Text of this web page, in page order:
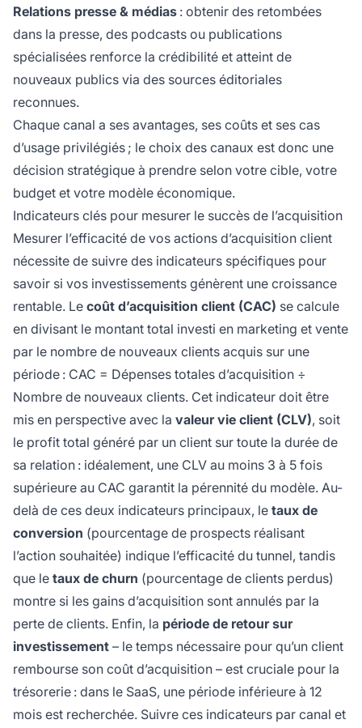
Relations presse & médias : obtenir des retombées
dans la presse, des podcasts ou publications
spécialisées renforce la crédibilité et atteint de
nouveaux publics via des sources éditoriales
reconnues.
Chaque canal a ses avantages, ses coûts et ses cas
d’usage privilégiés ; le choix des canaux est donc une
décision stratégique à prendre selon votre cible, votre
budget et votre modèle économique.
Indicateurs clés pour mesurer le succès de l’acquisition
Mesurer l’efficacité de vos actions d’acquisition client
nécessite de suivre des indicateurs spécifiques pour
savoir si vos investissements génèrent une croissance
rentable. Le coût d’acquisition client (CAC) se calcule
en divisant le montant total investi en marketing et vente
par le nombre de nouveaux clients acquis sur une
période : CAC = Dépenses totales d’acquisition ÷
Nombre de nouveaux clients. Cet indicateur doit être
mis en perspective avec la valeur vie client (CLV), soit
le profit total généré par un client sur toute la durée de
sa relation : idéalement, une CLV au moins 3 à 5 fois
supérieure au CAC garantit la pérennité du modèle. Au-
delà de ces deux indicateurs principaux, le taux de
conversion (pourcentage de prospects réalisant
l’action souhaitée) indique l’efficacité du tunnel, tandis
que le taux de churn (pourcentage de clients perdus)
montre si les gains d’acquisition sont annulés par la
perte de clients. Enfin, la période de retour sur
investissement – le temps nécessaire pour qu’un client
rembourse son coût d’acquisition – est cruciale pour la
trésorerie : dans le SaaS, une période inférieure à 12
mois est recherchée. Suivre ces indicateurs par canal et